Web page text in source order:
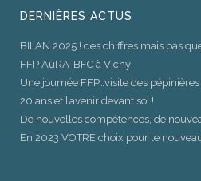
DERNIÈRES ACTUS
BILAN 2025 ! des chiffres mais pas
FFP AuRA-BFC à Vichy
Une journée FFP…visite des
20 ans et l’avenir devant soi !
De nouvelles compétences, de
En 2023 VOTRE choix pour le